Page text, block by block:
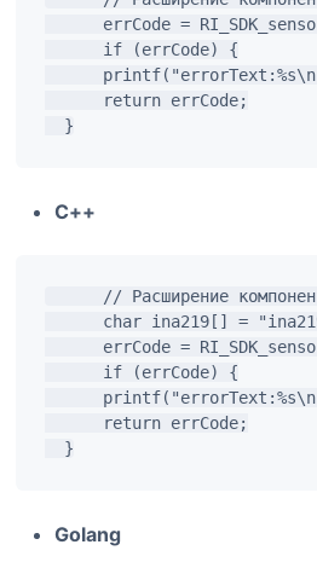
errCode =
      if (errCode) {
      return errCode;
C++
// Расширение
char ina219[] =
errCode =
      if (errCode) {
      return errCode;
Golang